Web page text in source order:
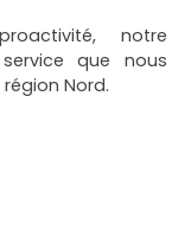
notre
que nous
Nord.